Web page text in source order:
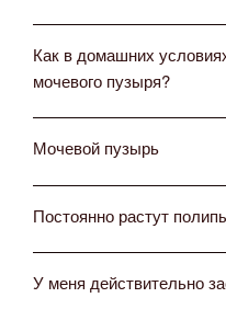
Как в домашних
мочевого пузыря?
Мочевой пузырь
Постоянно растут
У меня действительно